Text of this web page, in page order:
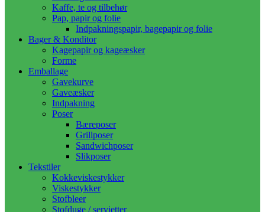
Kaffe, te og tilbehør
Pap, papir og folie
Indpakningspapir, bagepapir og folie
Bager & Konditor
Kagepapir og kageæsker
Forme
Emballage
Gavekurve
Gaveæsker
Indpakning
Poser
Bæreposer
Grillposer
Sandwichposer
Slikposer
Tekstiler
Kokkeviskestykker
Viskestykker
Stofbleer
Stofduge / servietter